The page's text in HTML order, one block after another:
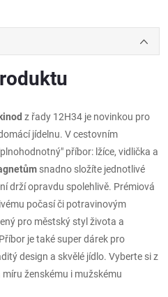
z řady 12H34 je novinkou pro
jídelnu. V cestovním
příbor: lžíce, vidlička a
snadno složíte jednotlivé
drží opravdu spolehlivě. Prémiová
počasí či potravinovým
pro městský styl života a
je také super dárek pro
design a skvělé jídlo. Vyberte si z
ženskému i mužskému